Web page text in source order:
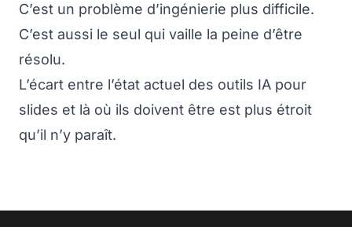
C’est un problème d’ingénierie plus difficile.
C’est aussi le seul qui vaille la peine d’être
résolu.
L’écart entre l’état actuel des outils IA pour
slides et là où ils doivent être est plus étroit
qu’il n’y paraît.